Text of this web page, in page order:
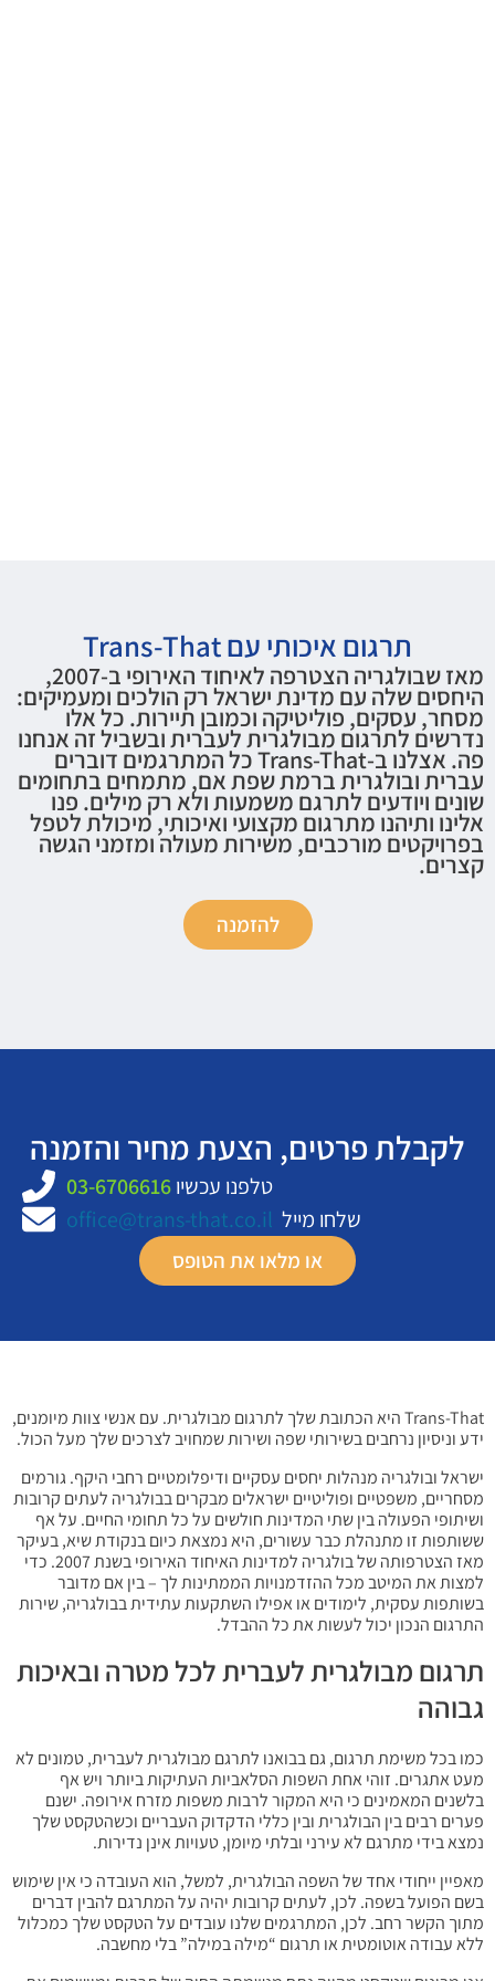
תרגום איכותי עם Trans-That
מאז שבולגריה הצטרפה לאיחוד האירופי ב-2007,
היחסים שלה עם מדינת ישראל רק הולכים ומעמיקים:
מסחר, עסקים, פוליטיקה וכמובן תיירות. כל אלו
נדרשים לתרגום מבולגרית לעברית ובשביל זה אנחנו
פה. אצלנו ב-Trans-That כל המתרגמים דוברים
עברית ובולגרית ברמת שפת אם, מתמחים בתחומים
שונים ויודעים לתרגם משמעות ולא רק מילים. פנו
אלינו ותיהנו מתרגום מקצועי ואיכותי, מיכולת לטפל
בפרויקטים מורכבים, משירות מעולה ומזמני הגשה
קצרים.
להזמנה
לקבלת פרטים, הצעת מחיר והזמנה
טלפנו עכשיו03-6706616
שלחו מייל office@trans-that.co.il
או מלאו את הטופס
Trans-That היא הכתובת שלך לתרגום מבולגרית. עם אנשי צוות מיומנים,
ידע וניסיון נרחבים בשירותי שפה ושירות שמחויב לצרכים שלך מעל הכול.
ישראל ובולגריה מנהלות יחסים עסקיים ודיפלומטיים רחבי היקף. גורמים
מסחריים, משפטיים ופוליטיים ישראלים מבקרים בבולגריה לעתים קרובות
ושיתופי הפעולה בין שתי המדינות חולשים על כל תחומי החיים. על אף
ששותפות זו מתנהלת כבר עשורים, היא נמצאת כיום בנקודת שיא, בעיקר
מאז הצטרפותה של בולגריה למדינות האיחוד האירופי בשנת 2007. כדי
למצות את המיטב מכל ההזדמנויות הממתינות לך – בין אם מדובר
בשותפות עסקית, לימודים או אפילו השתקעות עתידית בבולגריה, שירות
התרגום הנכון יכול לעשות את כל ההבדל.
תרגום מבולגרית לעברית לכל מטרה ובאיכות
גבוהה
כמו בכל משימת תרגום, גם בבואנו לתרגם מבולגרית לעברית, טמונים לא
מעט אתגרים. זוהי אחת השפות הסלאביות העתיקות ביותר ויש אף
בלשנים המאמינים כי היא המקור לרבות משפות מזרח אירופה. ישנם
פערים רבים בין הבולגרית ובין כללי הדקדוק העבריים וכשהטקסט שלך
נמצא בידי מתרגם לא עירני ובלתי מיומן, טעויות אינן נדירות.
מאפיין ייחודי אחד של השפה הבולגרית, למשל, הוא העובדה כי אין שימוש
בשם הפועל בשפה. לכן, לעתים קרובות יהיה על המתרגם להבין דברים
מתוך הקשר רחב. לכן, המתרגמים שלנו עובדים על הטקסט שלך כמכלול
ללא עבודה אוטומטית או תרגום “מילה במילה” בלי מחשבה.